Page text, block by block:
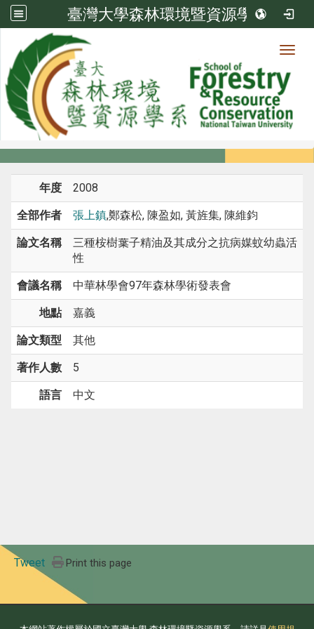
臺灣大學森林環境暨資源學系
系所成員
系所成員
年度 2008
全部作者 張上鎮,鄭森松, 陳盈如, 黃旌集, 陳維鈞
論文名稱
三種桉樹葉子精油及其成分之抗病媒蚊幼蟲活
性
會議名稱 中華林學會97年森林學術發表會
地點 嘉義
論文類型 其他
著作人數 5
語言 中文
Tweet Print this page